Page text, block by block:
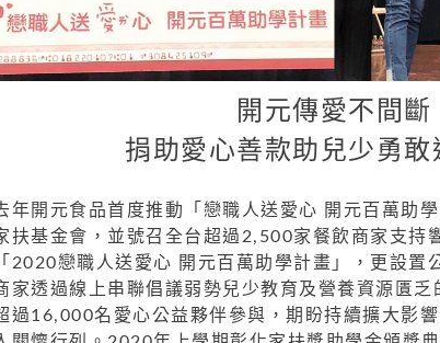
開元傳愛不間斷
捐助愛心善款助兒少勇敢
年開元食品首度推動「戀職人送愛心 開元百萬助
扶基金會，並號召全台超過2,500家餐飲商家支持
「2020戀職人送愛心 開元百萬助學計畫」，更設置
家透過線上串聯倡議弱勢兒少教育及營養資源匱乏
過16,000名愛心公益夥伴參與，期盼持續擴大影